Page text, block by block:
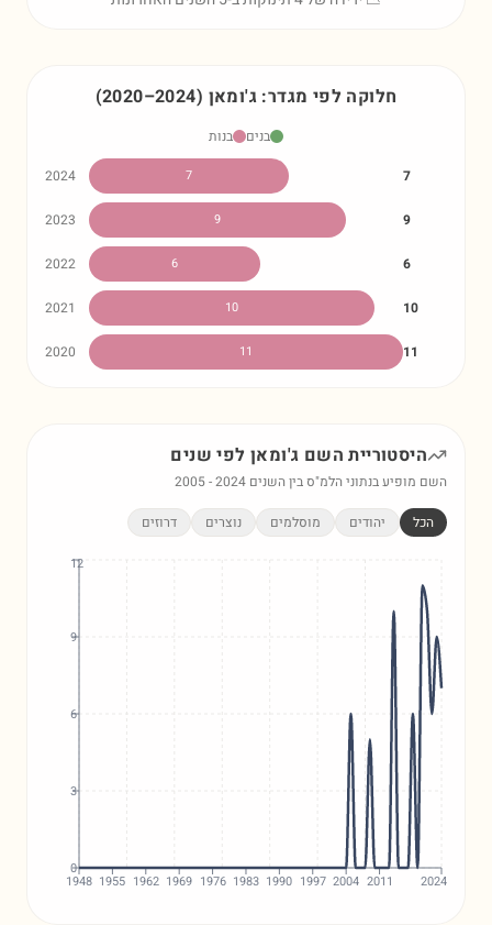
חלוקה לפי מגדר:ג'ומאן (2020–2024)
בנים
בנות
2024
7 7
2023 9 9
2022 6 6
2021 10 10
2020 11 11
היסטוריית השם ג'ומאן לפי שנים
השם מופיע בנתוני הלמ"ס בין השנים 2005-2024
הכל יהודים מוסלמים נוצרים דרוזים
1948 1955 1962 1969 1976 1983 1990 1997 2004 2011 2024
0
3
6
9
12